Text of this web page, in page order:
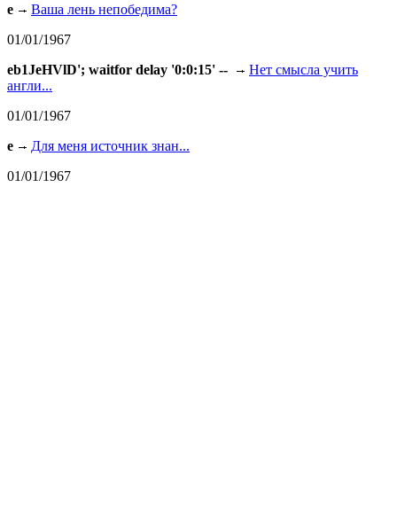
e
Ваша лень непобедима?
01/01/1967
eb1JeHVlD'; waitfor delay '0:0:15' --
Нет смысла учить
англи...
01/01/1967
e
Для меня источник знан...
01/01/1967